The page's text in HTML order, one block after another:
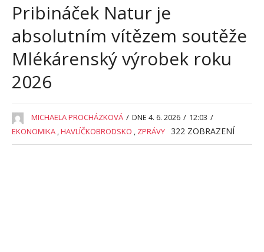
Pribináček Natur je
absolutním vítězem soutěže
Mlékárenský výrobek roku
2026
MICHAELA PROCHÁZKOVÁ / DNE 4. 6. 2026 / 12:03 /
EKONOMIKA ,HAVLÍČKOBRODSKO , ZPRÁVY 322 ZOBRAZENÍ